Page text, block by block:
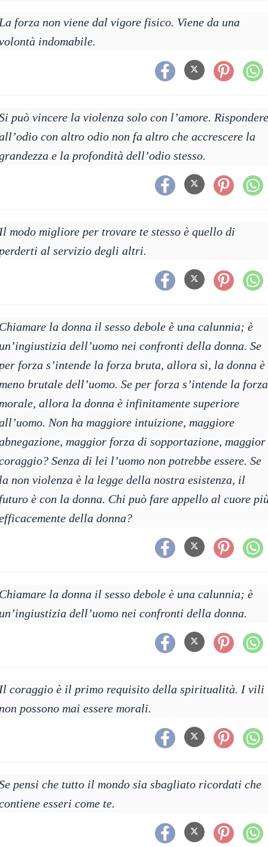
forza non viene dal vigore fisico. Viene da una
indomabile.
può vincere la violenza solo con l’amore. Rispondere
con altro odio non fa altro che accrescere la
e la profondità dell’odio stesso.
modo migliore per trovare te stesso è quello di
al servizio degli altri.
la donna il sesso debole è una calunnia; è
dell’uomo nei confronti della donna. Se
forza s’intende la forza bruta, allora sì, la donna è
brutale dell’uomo. Se per forza s’intende la forza
allora la donna è infinitamente superiore
Non ha maggiore intuizione, maggiore
maggior forza di sopportazione, maggior
Senza di lei l’uomo non potrebbe essere. Se
non violenza è la legge della nostra esistenza, il
è con la donna. Chi può fare appello al cuore
della donna?
la donna il sesso debole è una calunnia; è
dell’uomo nei confronti della donna.
coraggio è il primo requisito della spiritualità. I vili
possono mai essere morali.
pensi che tutto il mondo sia sbagliato ricordati che
esseri come te.